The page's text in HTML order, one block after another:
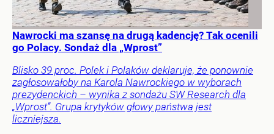
Nawrocki ma szansę na drugą kadencję? Tak ocenili
go Polacy. Sondaż dla „Wprost”
Blisko 39 proc. Polek i Polaków deklaruje, że ponownie
zagłosowałoby na Karola Nawrockiego w wyborach
prezydenckich – wynika z sondażu SW Research dla
„Wprost”. Grupa krytyków głowy państwa jest
liczniejsza.